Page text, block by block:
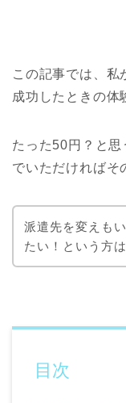
この記事では、私
成功したときの体
たった50円？と
でいただければそ
派遣先を変えも
たい！という方は
目次